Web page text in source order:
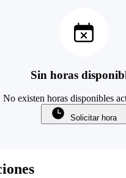
Sin horas
No existen horas disponibles
Solicitar hora